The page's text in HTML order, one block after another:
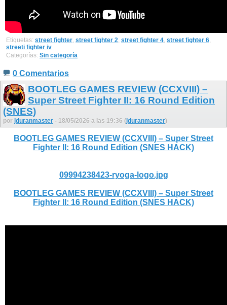
Etiquetas: street fighter, street fighter 2, street fighter 4, street fighter 6,
streeti fighter iv
Categorías: Sin categoría
0 Comentarios
BOOTLEG GAMES REVIEW (CCXVIII) –
Super Street Fighter II: 16 Round Edition
(SNES)
por jduranmaster - 18/05/2026 a las 19:36 (jduranmaster)
BOOTLEG GAMES REVIEW (CCXVIII) – Super Street
Fighter II: 16 Round Edition (SNES HACK)
09994238423-ryoga-logo.jpg
BOOTLEG GAMES REVIEW (CCXVIII) – Super Street
Fighter II: 16 Round Edition (SNES HACK)